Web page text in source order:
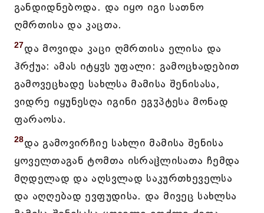
განდიდნებოდა. და იყო იგი სათნო
ღმრთისა და კაცთა.
27და მოვიდა კაცი ღმრთისა ელისა და
ჰრქუა: ამას იტყჳს უფალი: გამოცხადებით
გამოვეცხადე სახლსა მამისა შენისასა,
ვიდრე იყუნესღა იგინი ეგჳპტესა მონად
ფარაოსა.
28და გამოვირჩიე სახლი მამისა შენისა
ყოველთაგან ტომთა ისრაჱლისათა ჩემდა
მღდელად და აღსვლად საკურთხეველსა
და აღღებად ევფუდისა. და მივეც სახლსა